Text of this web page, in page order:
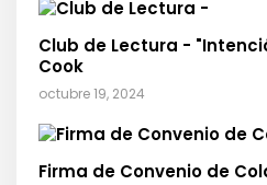
Club de Lectura -
Cook
octubre 19, 2024
Firma de Convenio de